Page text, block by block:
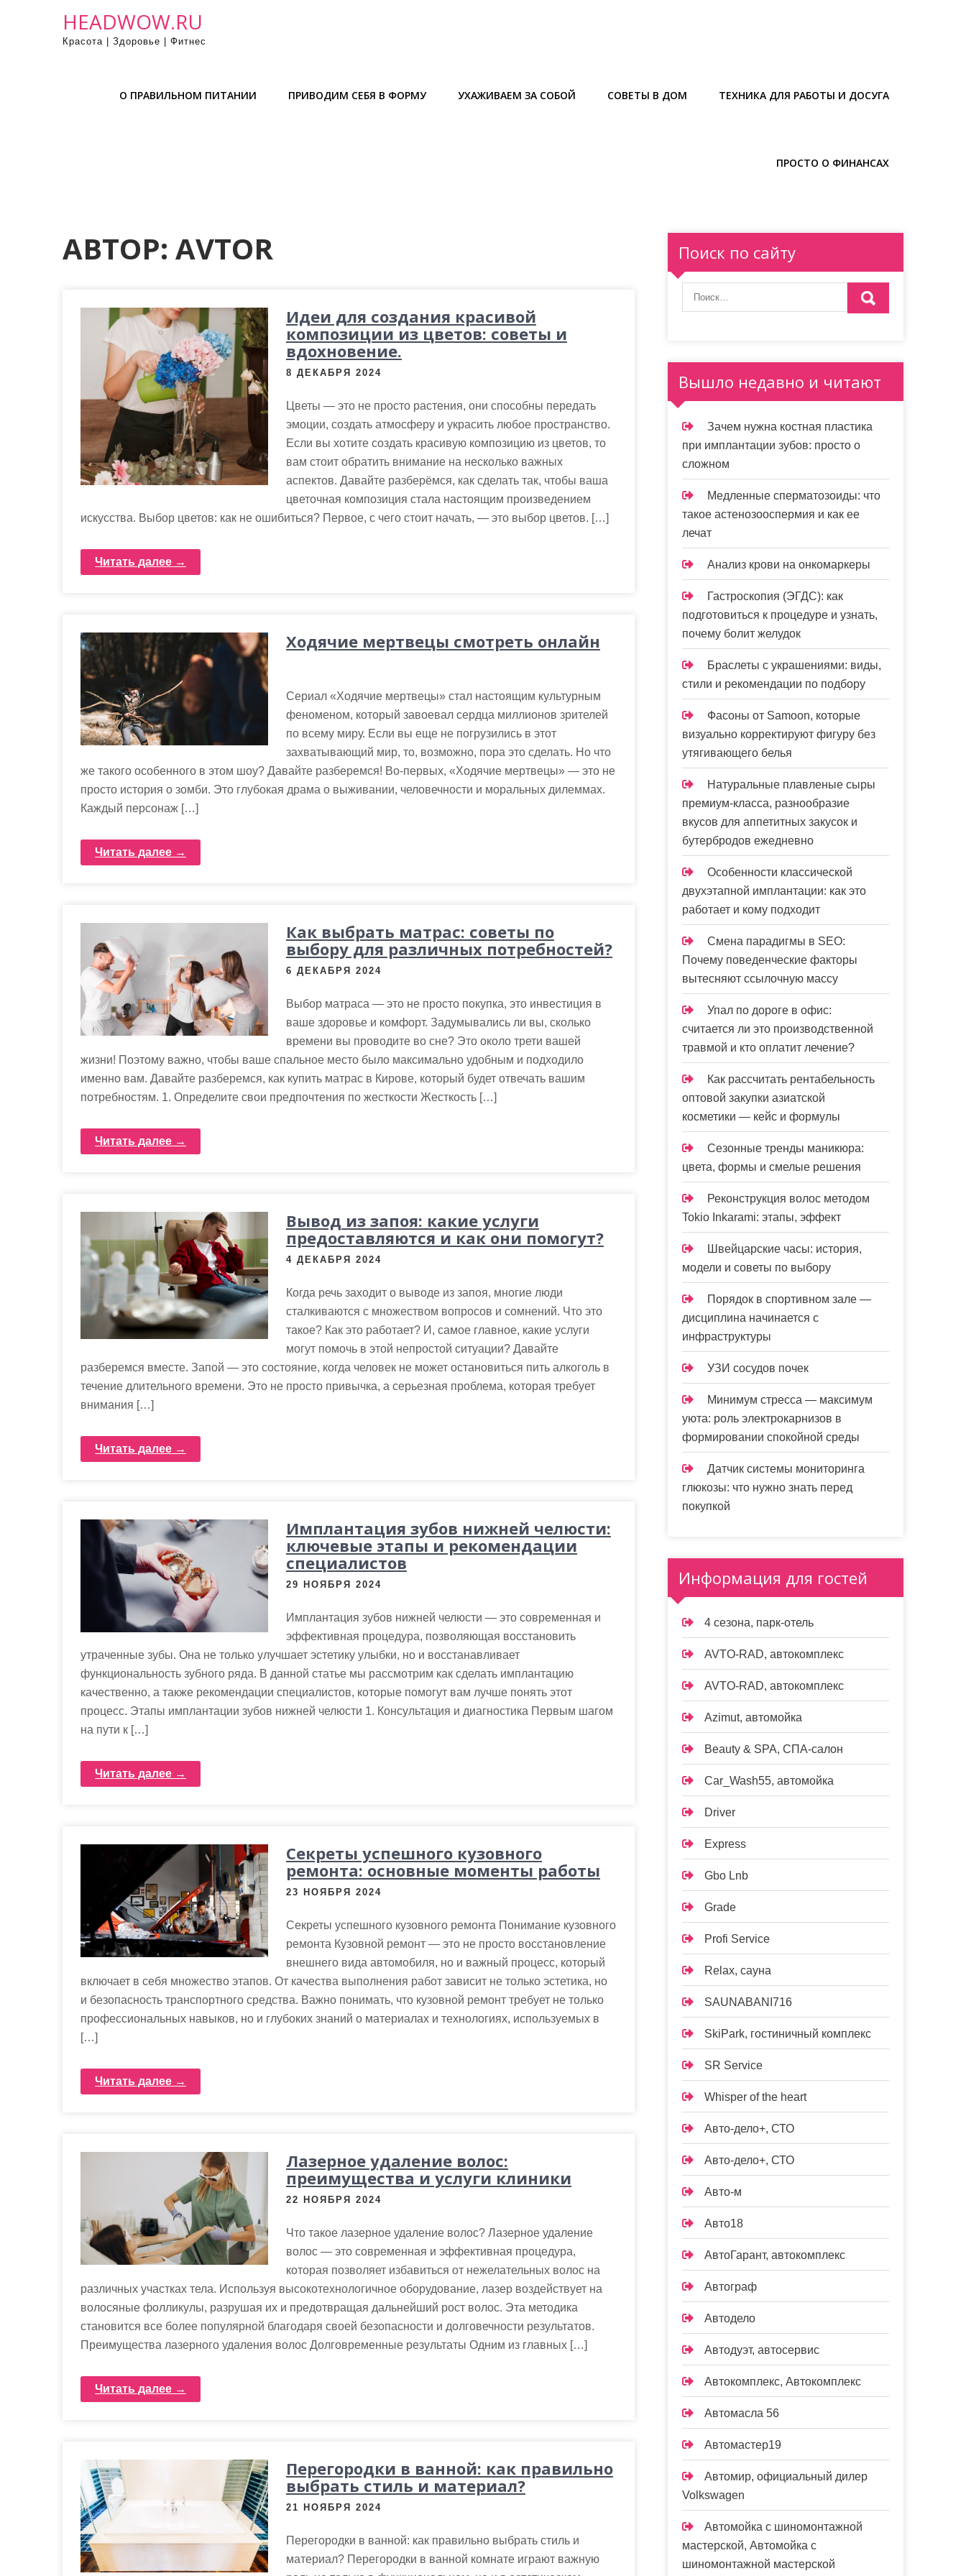
HEADWOW.RU
Красота | Здоровье | Фитнес
О ПРАВИЛЬНОМ ПИТАНИИ ПРИВОДИМ СЕБЯ В ФОРМУ УХАЖИВАЕМ ЗА СОБОЙ СОВЕТЫ В ДОМ ТЕХНИКА ДЛЯ РАБОТЫ И ДОСУГА
ПРОСТО О ФИНАНСАХ
АВТОР: AVTOR
Идеи для создания красивой
композиции из цветов: советы и
вдохновение.
8 ДЕКАБРЯ 2024
Цветы — это не просто растения, они способны передать
эмоции, создать атмосферу и украсить любое пространство.
Если вы хотите создать красивую композицию из цветов, то
вам стоит обратить внимание на несколько важных
аспектов. Давайте разберёмся, как сделать так, чтобы ваша
цветочная композиция стала настоящим произведением
искусства. Выбор цветов: как не ошибиться? Первое, с чего стоит начать, — это выбор цветов. […]
Читать далее →
Ходячие мертвецы смотреть онлайн
Сериал «Ходячие мертвецы» стал настоящим культурным
феноменом, который завоевал сердца миллионов зрителей
по всему миру. Если вы еще не погрузились в этот
захватывающий мир, то, возможно, пора это сделать. Но что
же такого особенного в этом шоу? Давайте разберемся! Во-первых, «Ходячие мертвецы» — это не
просто история о зомби. Это глубокая драма о выживании, человечности и моральных дилеммах.
Каждый персонаж […]
Читать далее →
Как выбрать матрас: советы по
выбору для различных потребностей?
6 ДЕКАБРЯ 2024
Выбор матраса — это не просто покупка, это инвестиция в
ваше здоровье и комфорт. Задумывались ли вы, сколько
времени вы проводите во сне? Это около трети вашей
жизни! Поэтому важно, чтобы ваше спальное место было максимально удобным и подходило
именно вам. Давайте разберемся, как купить матрас в Кирове, который будет отвечать вашим
потребностям. 1. Определите свои предпочтения по жесткости Жесткость […]
Читать далее →
Вывод из запоя: какие услуги
предоставляются и как они помогут?
4 ДЕКАБРЯ 2024
Когда речь заходит о выводе из запоя, многие люди
сталкиваются с множеством вопросов и сомнений. Что это
такое? Как это работает? И, самое главное, какие услуги
могут помочь в этой непростой ситуации? Давайте
разберемся вместе. Запой — это состояние, когда человек не может остановиться пить алкоголь в
течение длительного времени. Это не просто привычка, а серьезная проблема, которая требует
внимания […]
Читать далее →
Имплантация зубов нижней челюсти:
ключевые этапы и рекомендации
специалистов
29 НОЯБРЯ 2024
Имплантация зубов нижней челюсти — это современная и
эффективная процедура, позволяющая восстановить
утраченные зубы. Она не только улучшает эстетику улыбки, но и восстанавливает
функциональность зубного ряда. В данной статье мы рассмотрим как сделать имплантацию
качественно, а также рекомендации специалистов, которые помогут вам лучше понять этот
процесс. Этапы имплантации зубов нижней челюсти 1. Консультация и диагностика Первым шагом
на пути к […]
Читать далее →
Секреты успешного кузовного
ремонта: основные моменты работы
23 НОЯБРЯ 2024
Секреты успешного кузовного ремонта Понимание кузовного
ремонта Кузовной ремонт — это не просто восстановление
внешнего вида автомобиля, но и важный процесс, который
включает в себя множество этапов. От качества выполнения работ зависит не только эстетика, но
и безопасность транспортного средства. Важно понимать, что кузовной ремонт требует не только
профессиональных навыков, но и глубоких знаний о материалах и технологиях, используемых в
[…]
Читать далее →
Лазерное удаление волос:
преимущества и услуги клиники
22 НОЯБРЯ 2024
Что такое лазерное удаление волос? Лазерное удаление
волос — это современная и эффективная процедура,
которая позволяет избавиться от нежелательных волос на
различных участках тела. Используя высокотехнологичное оборудование, лазер воздействует на
волосяные фолликулы, разрушая их и предотвращая дальнейший рост волос. Эта методика
становится все более популярной благодаря своей безопасности и долговечности результатов.
Преимущества лазерного удаления волос Долговременные результаты Одним из главных […]
Читать далее →
Перегородки в ванной: как правильно
выбрать стиль и материал?
21 НОЯБРЯ 2024
Перегородки в ванной: как правильно выбрать стиль и
материал? Перегородки в ванной комнате играют важную
Поиск по сайту
Вышло недавно и читают
Зачем нужна костная пластика
при имплантации зубов: просто о
сложном
Медленные сперматозоиды: что
такое астенозооспермия и как ее
лечат
Анализ крови на онкомаркеры
Гастроскопия (ЭГДС): как
подготовиться к процедуре и узнать,
почему болит желудок
Браслеты с украшениями: виды,
стили и рекомендации по подбору
Фасоны от Samoon, которые
визуально корректируют фигуру без
утягивающего белья
Натуральные плавленые сыры
премиум-класса, разнообразие
вкусов для аппетитных закусок и
бутербродов ежедневно
Особенности классической
двухэтапной имплантации: как это
работает и кому подходит
Смена парадигмы в SEO:
Почему поведенческие факторы
вытесняют ссылочную массу
Упал по дороге в офис:
считается ли это производственной
травмой и кто оплатит лечение?
Как рассчитать рентабельность
оптовой закупки азиатской
косметики — кейс и формулы
Сезонные тренды маникюра:
цвета, формы и смелые решения
Реконструкция волос методом
Tokio Inkarami: этапы, эффект
Швейцарские часы: история,
модели и советы по выбору
Порядок в спортивном зале —
дисциплина начинается с
инфраструктуры
УЗИ сосудов почек
Минимум стресса — максимум
уюта: роль электрокарнизов в
формировании спокойной среды
Датчик системы мониторинга
глюкозы: что нужно знать перед
покупкой
Информация для гостей
4 сезона, парк-отель
AVTO-RAD, автокомплекс
AVTO-RAD, автокомплекс
Azimut, автомойка
Beauty & SPA, СПА-салон
Car_Wash55, автомойка
Driver
Express
Gbo Lnb
Grade
Profi Service
Relax, сауна
SAUNABANI716
SkiPark, гостиничный комплекс
SR Service
Whisper of the heart
Авто-дело+, СТО
Авто-дело+, СТО
Авто-м
Авто18
АвтоГарант, автокомплекс
Автограф
Автодело
Автодуэт, автосервис
Автокомплекс, Автокомплекс
Автомасла 56
Автомастер19
Автомир, официальный дилер
Volkswagen
Автомойка с шиномонтажной
мастерской, Автомойка с
шиномонтажной мастерской